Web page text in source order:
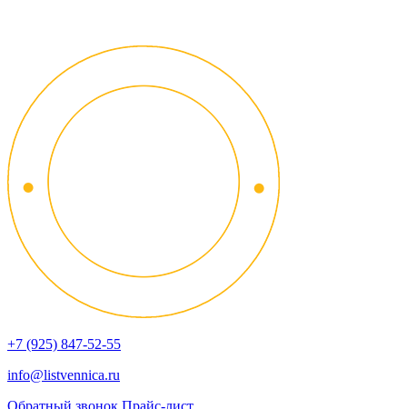
+7 (925) 847-52-55
info@listvennica.ru
Обратный звонок Прайс-лист